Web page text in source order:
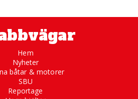
Hem
Nyheter
båtar & motorer
SBU
Reportage